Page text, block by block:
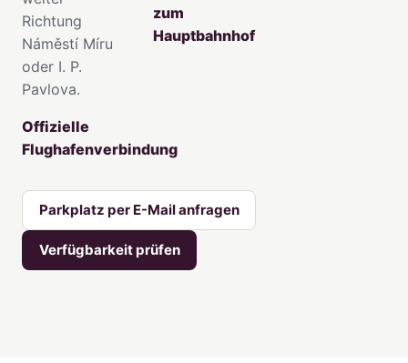
Richtung
Náměstí Míru
oder I. P.
Pavlova.
Offizielle
Flughafenverbindung
zum
Hauptbahnhof
Parkplatz per E-Mail anfragen
Verfügbarkeit prüfen